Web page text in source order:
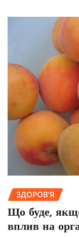
ЗДОРОВ’Я
Що буде,
вплив на